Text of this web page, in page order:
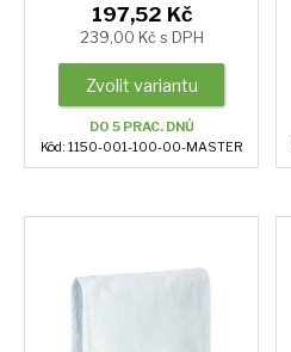
197,52 Kč
239,00 Kč s DPH
Zvolit variantu
DO 5 PRAC. DNŮ
Kód: 1150-001-100-00-MASTER